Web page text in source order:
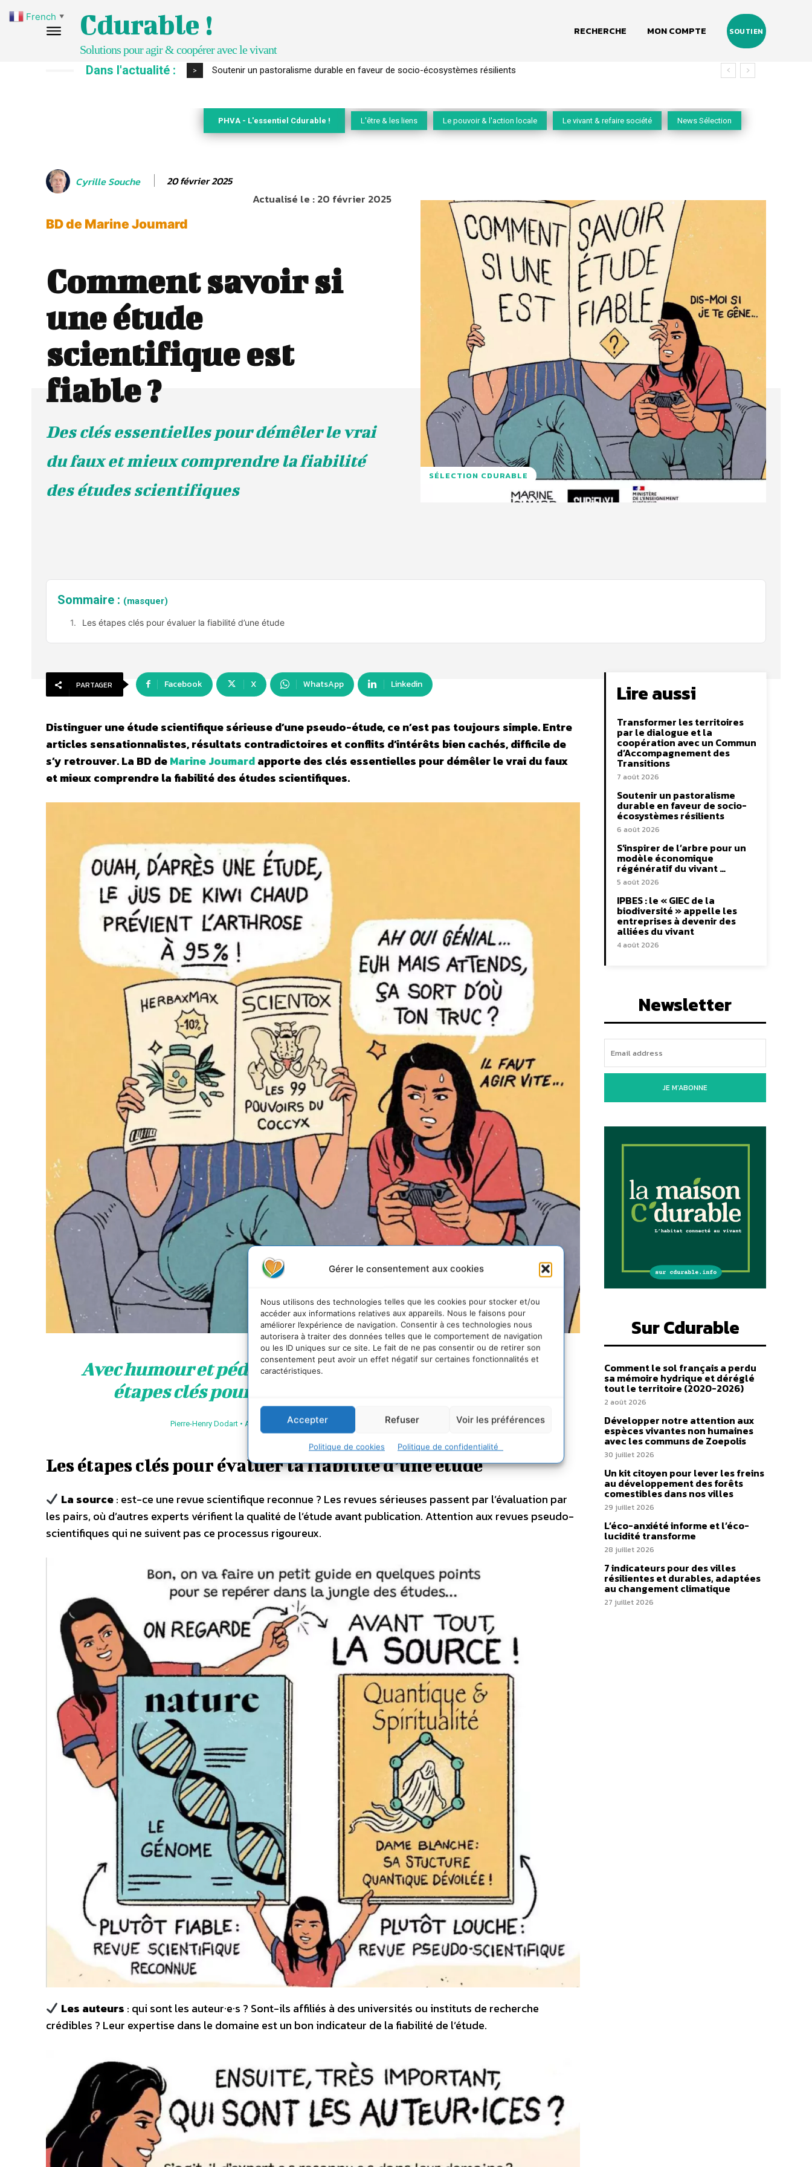
Gérer le consentement aux cookies
Nous utilisons des technologies telles que les cookies pour stocker et/ou
accéder aux informations relatives aux appareils. Nous le faisons pour
améliorer l’expérience de navigation. Consentir à ces technologies nous
autorisera à traiter des données telles que le comportement de navigation
ou les ID uniques sur ce site. Le fait de ne pas consentir ou de retirer son
consentement peut avoir un effet négatif sur certaines fonctionnalités et
caractéristiques.
Accepter Refuser Voir les préférences
Politique de cookies Politique de confidentialité
Cdurable !
Solutions pour agir & coopérer avec le vivant
RECHERCHE MON COMPTE SOUTIEN
Dans l'actualité : > S’inspirer de l’arbre pour un modèle économique régénératif du vivant …
PHVA - L'essentiel Cdurable ! L'être & les liens Le pouvoir & l'action locale Le vivant & refaire société News Sélection
Cyrille Souche 20 février 2025
Actualisé le :20 février 2025
BD de Marine Joumard
Comment savoir si
une étude
scientifique est
fiable ?
Des clés essentielles pour démêler le vrai
du faux et mieux comprendre la fiabilité
des études scientifiques
SÉLECTION CDURABLE
Sommaire : (masquer)
Les étapes clés pour évaluer la fiabilité d’une étude
PARTAGER Facebook X WhatsApp Linkedin
Distinguer une étude scientifique sérieuse d’une pseudo-étude, ce n’est pas toujours simple. Entre
articles sensationnalistes, résultats contradictoires et conflits d’intérêts bien cachés, difficile de
s’y retrouver. La BD deMarine Joumardapporte des clés essentielles pour démêler le vrai du faux
et mieux comprendre la fiabilité des études scientifiques.
Avec humour et pédagogie, elle nous guide à travers les
étapes clés pour évaluer la fiabilité d’une étude
Pierre-Henry Dodart • Administrateur de l’État engagé pour la transition écologique
Les étapes clés pour évaluer la fiabilité d’une étude
La source: est-ce une revue scientifique reconnue ? Les revues sérieuses passent par l’évaluation par
les pairs, où d’autres experts vérifient la qualité de l’étude avant publication. Attention aux revues pseudo-
scientifiques qui ne suivent pas ce processus rigoureux.
Les auteurs : qui sont les auteur·e·s ? Sont-ils affiliés à des universités ou instituts de recherche
crédibles ? Leur expertise dans le domaine est un bon indicateur de la fiabilité de l’étude.
Lire aussi
Transformer les territoires
par le dialogue et la
coopération avec un Commun
d’Accompagnement des
Transitions
7 août 2026
Soutenir un pastoralisme
durable en faveur de socio-
écosystèmes résilients
6 août 2026
S’inspirer de l’arbre pour un
modèle économique
régénératif du vivant …
5 août 2026
IPBES : le « GIEC de la
biodiversité » appelle les
entreprises à devenir des
alliées du vivant
4 août 2026
Newsletter
JE M'ABONNE
Sur Cdurable
Comment le sol français a perdu
sa mémoire hydrique et déréglé
tout le territoire (2020-2026)
2 août 2026
Développer notre attention aux
espèces vivantes non humaines
avec les communs de Zoepolis
30 juillet 2026
Un kit citoyen pour lever les freins
au développement des forêts
comestibles dans nos villes
29 juillet 2026
L’éco-anxiété informe et l’éco-
lucidité transforme
28 juillet 2026
7 indicateurs pour des villes
résilientes et durables, adaptées
au changement climatique
27 juillet 2026
French ▼